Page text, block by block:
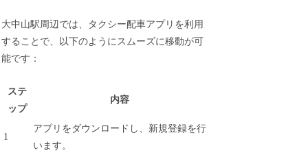
大中山駅周辺では、タクシー配車アプリを利用
することで、以下のようにスムーズに移動が可
能です：
ステ
ップ
内容
1
アプリをダウンロードし、新規登録を行
います。